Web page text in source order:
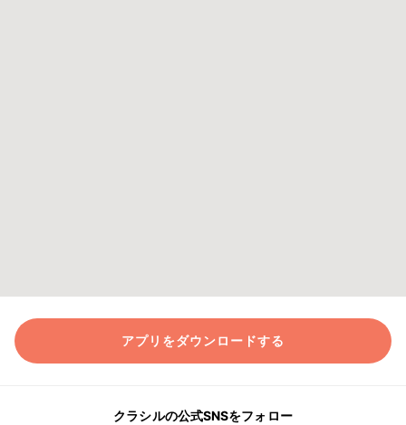
アプリをダウンロードする
クラシルの公式SNSをフォロー